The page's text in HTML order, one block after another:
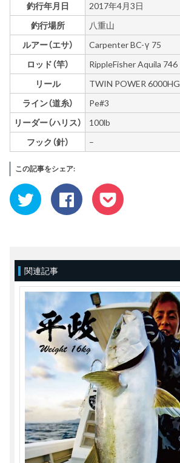
釣行年月日
2017年4月3日
釣行場所
八重山
ルアー（エサ）
Carpenter BC-γ 75
ロッド（竿）
RippleFisher Aquila 746
リール
TWIN POWER 6000HG
ライン（道糸）
Pe#3
リーダー（ハリス）
100lb
フック（針）
–
この記事をシェア:
ク
リ
ッ
ク
有
(新
し
い
ウ
ィ
ウ
で
開
ま
す)
Facebook
で
共
有
リ
し
て
く
さ
い
(新
し
い
ウ
ィ
ン
ド
ウ
で
ま
す)
ク
リ
ッ
ク
ェ
し
い
ウ
ィ
ン
ド
ウ
で
開
き
ま
す)
関連記事